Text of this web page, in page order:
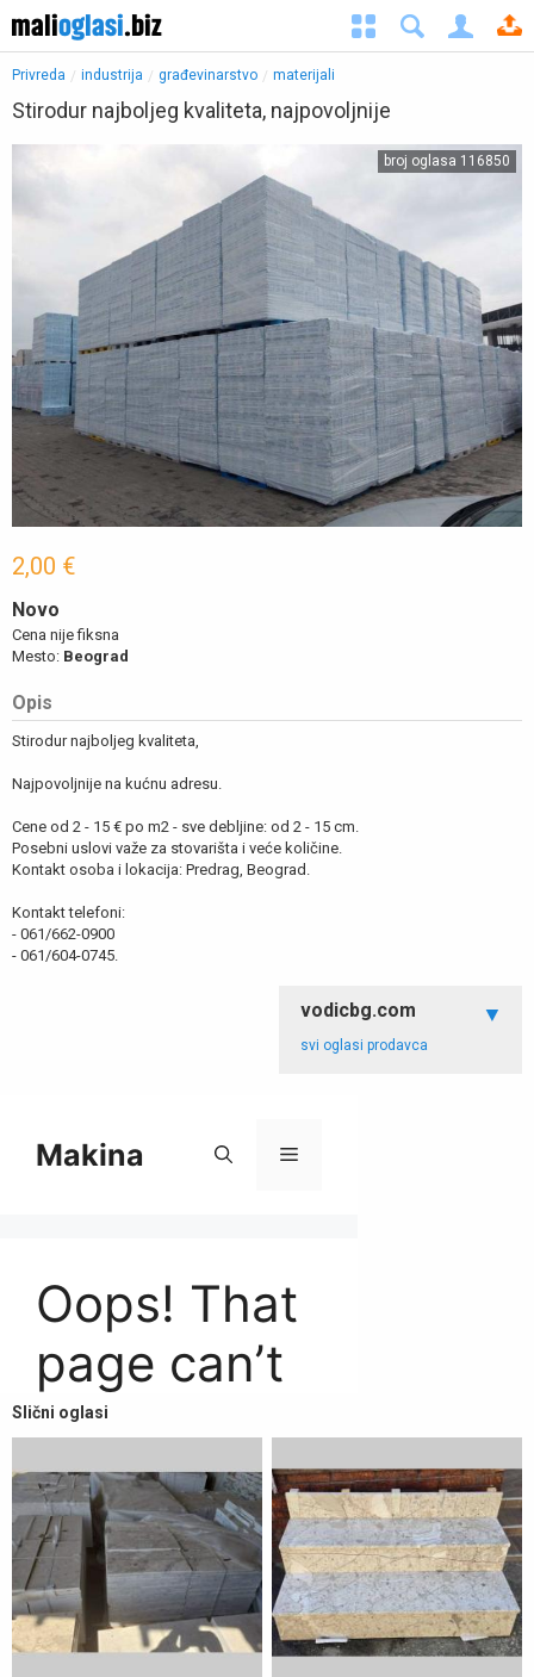
Privreda industrija građevinarstvo materijali
Stirodur najboljeg kvaliteta, najpovoljnije
broj oglasa 116850
◀︎
2,00 €
Novo
Cena nije fiksna
Mesto: Beograd
Opis
Stirodur najboljeg kvaliteta,
Najpovoljnije na kućnu adresu.
Cene od 2 - 15 € po m2 - sve debljine: od 2 - 15 cm.
Posebni uslovi važe za stovarišta i veće količine.
Kontakt osoba i lokacija: Predrag, Beograd.
Kontakt telefoni:
- 061/662-0900
- 061/604-0745.
vodicbg.com
svi oglasi prodavca
Slični oglasi